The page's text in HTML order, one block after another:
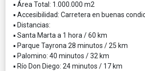
▪ Área Total: 1.000.000 m2
▪ Accesibilidad: Carretera en buenas
▪ Distancias:
▪ Santa Marta a 1 hora / 60 km
▪ Parque Tayrona 28 minutos / 25 km
▪ Palomino: 40 minutos / 32 km
▪ Río Don Diego: 24 minutos / 17 km